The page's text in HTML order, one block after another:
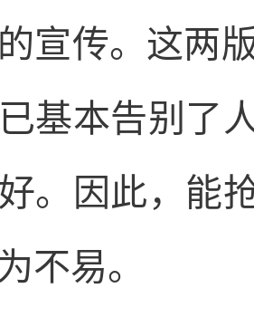
宣传。这两
基本告别了
。因此，能
不易。